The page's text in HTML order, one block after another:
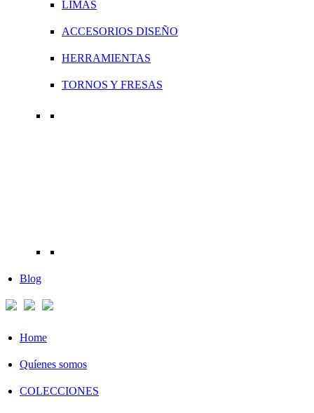
LIMAS
ACCESORIOS DISEÑO
HERRAMIENTAS
TORNOS Y FRESAS
Blog
Home
Quíenes somos
COLECCIONES